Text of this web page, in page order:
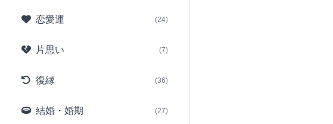
恋愛運 (24)
片思い (7)
復縁 (36)
結婚・婚期 (27)